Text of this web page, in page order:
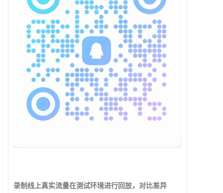
录制线上真实流量在测试环境进行回放，对比差异